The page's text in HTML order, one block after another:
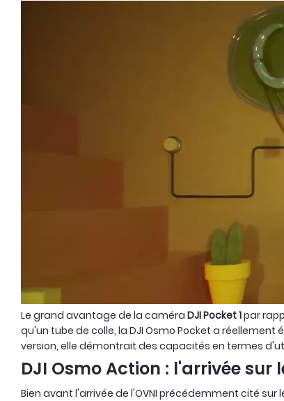
Le grand avantage de la caméra DJI Pocket 1par
qu'un tube de colle, la DJI Osmo Pocket a
version, elle démontrait des capacités en termes
DJI Osmo Action : l'arrivée
Bien avant l'arrivée de l'OVNI précédemment cité